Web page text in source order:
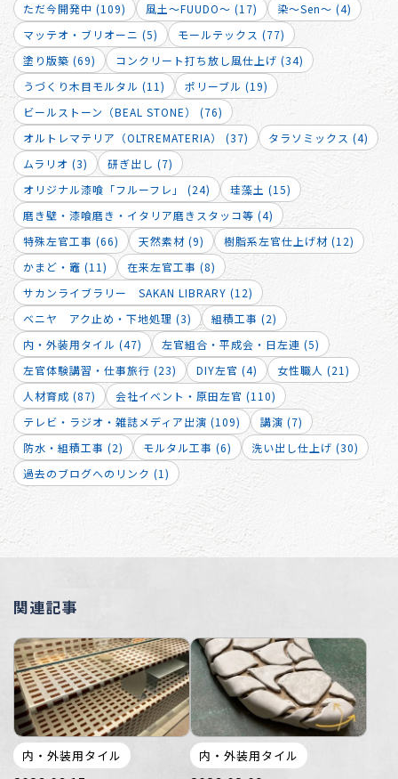
ただ今開発中 (109) 風土～FUUDO～ (17)
染～Sen～ (4)
マッテオ・ブリオーニ (5)
モールテックス (77)
塗り版築 (69)
コンクリート打ち放し風仕上げ (34)
うづくり木目モルタル (11)
ポリーブル (19)
ビールストーン（BEAL STONE） (76)
オルトレマテリア（OLTREMATERIA） (37)
タラソミックス (4)
ムラリオ (3)
研ぎ出し (7)
オリジナル漆喰「フルーフレ」 (24)
珪藻土 (15)
磨き壁・漆喰磨き・イタリア磨きスタッコ等 (4)
特殊左官工事 (66)
天然素材 (9)
樹脂系左官仕上げ材 (12)
かまど・竈 (11)
在来左官工事 (8)
サカンライブラリー SAKAN LIBRARY (12)
ベニヤ アク止め・下地処理 (3)
組積工事 (2)
内・外装用タイル (47)
左官組合・平成会・日左連 (5)
左官体験講習・仕事旅行 (23)
DIY左官 (4)
女性職人 (21)
人材育成 (87)
会社イベント・原田左官 (110)
テレビ・ラジオ・雑誌メディア出演 (109)
講演 (7)
防水・組積工事 (2)
モルタル工事 (6)
洗い出し仕上げ (30)
過去のブログへのリンク (1)
関連記事
内・外装用タイル 内・外装用タイル